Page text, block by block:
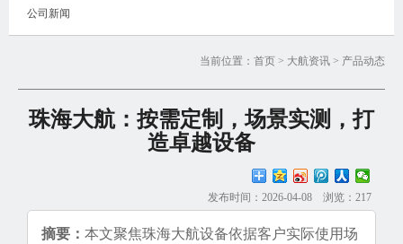
公司新闻
当前位置： 首页 > 大航资讯 > 产品动态
珠海大航：按需定制，场景实测，打
造卓越设备
发布时间：2026-04-08 浏览：217
摘要： 本文聚焦珠海大航设备依据客户实际使用场